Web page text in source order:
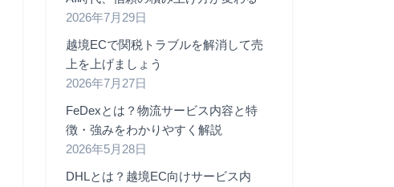
2026年7月29日
越境ECで関税トラブルを解消して売
上を上げましょう
2026年7月27日
FeDexとは？物流サービス内容と特
徴・強みをわかりやすく解説
2026年5月28日
DHLとは？越境EC向けサービス内